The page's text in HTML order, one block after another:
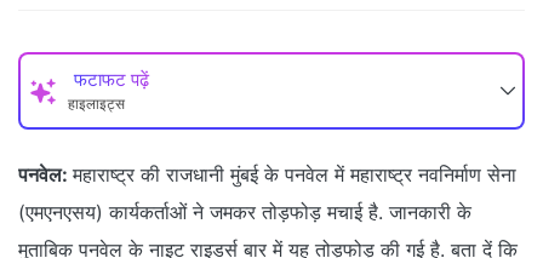
फटाफट पढ़ें
हाइलाइट्स
पनवेल: महाराष्ट्र की राजधानी मुंबई के पनवेल में महाराष्ट्र नवनिर्माण सेना
(एमएनएसय) कार्यकर्ताओं ने जमकर तोड़फोड़ मचाई है. जानकारी के
मुताबिक पनवेल के नाइट राइडर्स बार में यह तोड़फोड़ की गई है. बता दें कि